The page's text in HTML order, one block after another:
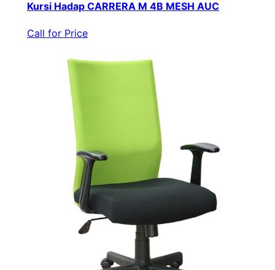
Kursi Hadap CARRERA M 4B MESH AUC
Call for Price